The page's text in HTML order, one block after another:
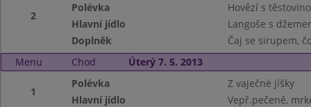
2
Polévka
Hovězí s
Hlavní jídlo
Langoše s
Doplněk
Čaj se sirupem,
Menu
Chod Úterý 7. 5. 2013
1
Polévka
Z vaječné jíšky
Hlavní jídlo
Vepř.pečeně,